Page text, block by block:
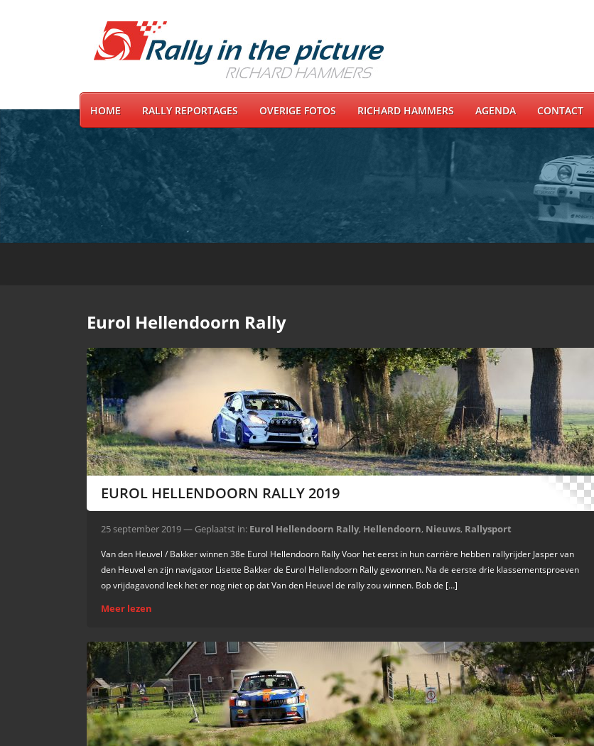
HOME RALLY REPORTAGES OVERIGE FOTOS RICHARD HAMMERS AGENDA CONTACT
Eurol Hellendoorn Rally
EUROL HELLENDOORN RALLY 2019
25 september 2019 — Geplaatst in: Eurol Hellendoorn Rally, Hellendoorn, Nieuws, Rallysport
Van den Heuvel / Bakker winnen 38e Eurol Hellendoorn Rally Voor het eerst in hun carrière hebben rallyrijder Jasper van
den Heuvel en zijn navigator Lisette Bakker de Eurol Hellendoorn Rally gewonnen. Na de eerste drie klassementsproeven
op vrijdagavond leek het er nog niet op dat Van den Heuvel de rally zou winnen. Bob de […]
Meer lezen